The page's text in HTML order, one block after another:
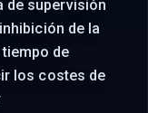
de supervisión
de la
de
los costes de